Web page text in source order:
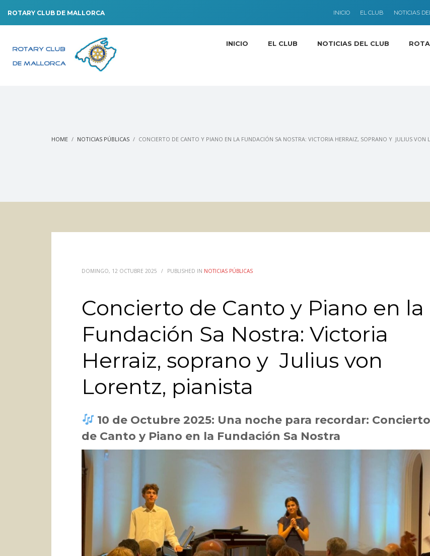
ROTARY CLUB DE MALLORCA INICIO EL CLUB NOTICIAS
INICIO EL CLUB NOTICIAS DEL CLUB
HOME NOTICIAS PÚBLICAS CONCIERTO DE CANTO Y PIANO EN LA FUNDACIÓN SA NOSTRA: VICTORIA HERRAIZ, SOPRANO Y JULIUS VON
DOMINGO, 12 OCTUBRE 2025 / PUBLISHED IN NOTICIAS PÚBLICAS
Concierto de Canto y Piano en la
Fundación Sa Nostra: Victoria
Herraiz, soprano y Julius von
Lorentz, pianista
10 de Octubre 2025: Una noche para recordar: Concierto
de Canto y Piano en la Fundación Sa Nostra